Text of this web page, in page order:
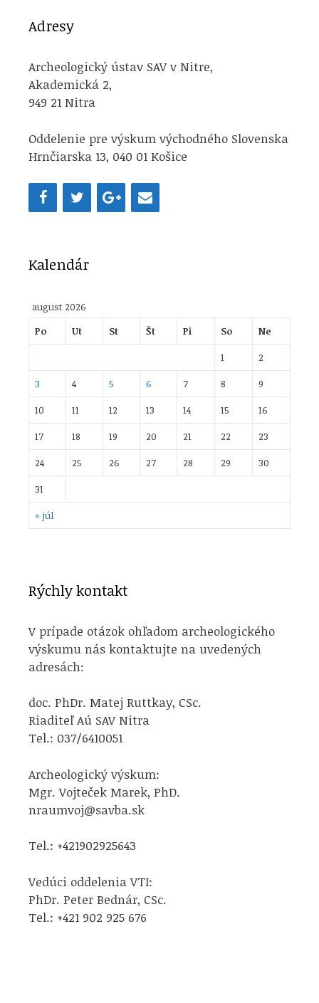
Adresy
Archeologický ústav SAV v Nitre,
Akademická 2,
949 21 Nitra
Oddelenie pre výskum východného Slovenska
Hrnčiarska 13, 040 01 Košice
Kalendár
august 2026
Po
Ut St Št Pi So Ne
« júl
1
2
3
4 5 6 7 8
9
10
11 12 13 14 15
16
17
18 19 20 21 22
23
24
25 26 27 28 29
30
31
Rýchly kontakt
V prípade otázok ohľadom archeologického
výskumu nás kontaktujte na uvedených
adresách:
doc. PhDr. Matej Ruttkay, CSc.
Riaditeľ Aú SAV Nitra
Tel.: 037/6410051
Archeologický výskum:
Mgr. Vojteček Marek, PhD.
nraumvoj@savba.sk
Tel.: +421902925643
Vedúci oddelenia VTI:
PhDr. Peter Bednár, CSc.
Tel.: +421 902 925 676